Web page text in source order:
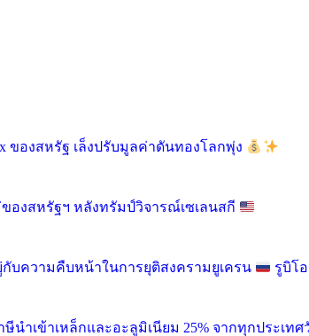
ของสหรัฐ เล็งปรับมูลค่าดันทองโลกพุ่ง
องสหรัฐฯ หลังทรัมป์วิจารณ์เซเลนสกี
บความคืบหน้าในการยุติสงครามยูเครน
รูบิโ
นำเข้าเหล็กและอะลูมิเนียม 25% จากทุกประเทศ